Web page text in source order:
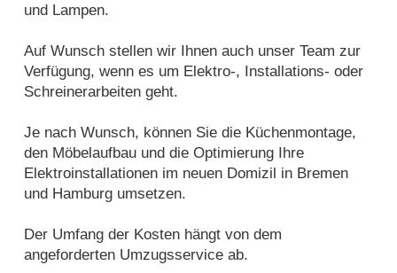
und Lampen.
Auf Wunsch stellen wir Ihnen auch unser Team zur
Verfügung, wenn es um Elektro-, Installations- oder
Schreinerarbeiten geht.
Je nach Wunsch, können Sie die Küchenmontage,
den Möbelaufbau und die Optimierung Ihre
Elektroinstallationen im neuen Domizil in Bremen
und Hamburg umsetzen.
Der Umfang der Kosten hängt von dem
angeforderten Umzugsservice ab.